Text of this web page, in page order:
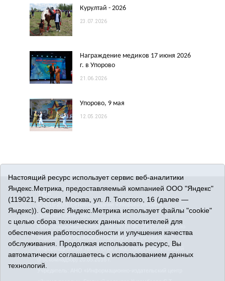
Курултай - 2026
23.07.2026
Награждение медиков 17 июня 2026
г. в Упорово
21.06.2026
Упорово, 9 мая
12.05.2026
16+
© 2015-2026 Сетевое издание «Упорово онлайн».
Политика оператора
Регистрационный номер СМИ ЭЛ № ФС 77-65734 выдано
Федеральной службой по надзору в сфере связи,
информационных технологий и массовых коммуникаций
Настоящий ресурс использует сервис веб-аналитики
Яндекс.Метрика, предоставляемый компанией ООО "Яндекс"
(119021, Россия, Москва, ул. Л. Толстого, 16 (далее —
Яндекс)). Сервис Яндекс.Метрика использует файлы "cookie"
с целью сбора технических данных посетителей для
обеспечения работоспособности и улучшения качества
обслуживания. Продолжая использовать ресурс, Вы
автоматически соглашаетесь с использованием данных
технологий.